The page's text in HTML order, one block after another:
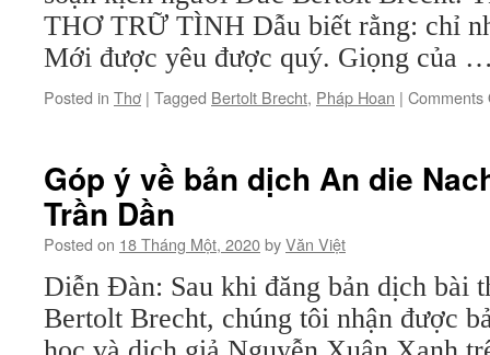
THƠ TRỮ TÌNH Dẫu biết rằng: chỉ
Mới được yêu được quý. Giọng của
Posted in Thơ | Tagged Bertolt Brecht, Pháp Hoan | Comments
Góp ý về bản dịch An die
Trần Dần
Posted on 18 Tháng Một, 2020byVăn Việt
Diễn Đàn: Sau khi đăng bản dịch bài
Bertolt Brecht, chúng tôi nhận được